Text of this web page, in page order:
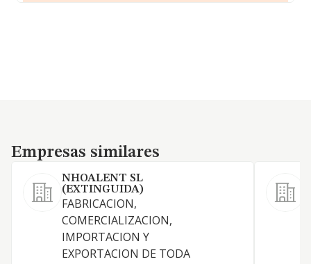
Empresas similares
Empresas similares
NHOALENT SL
(EXTINGUIDA)
FABRICACION,
COMERCIALIZACION,
IMPORTACION Y
EXPORTACION DE TODA